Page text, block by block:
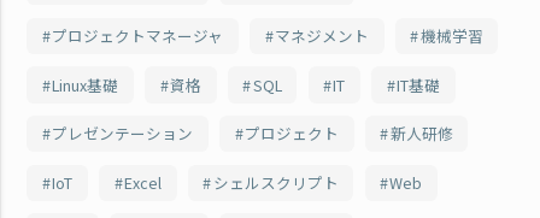
プロジェクトマネージャ マネジメント 機械学習
Linux基礎 資格 SQL IT IT基礎
プレゼンテーション プロジェクト 新人研修
IoT Excel シェルスクリプト Web